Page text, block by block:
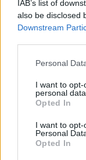
IAB’s list of
also be disclosed
Downstream
Personal
I want to
personal data.
Opted In
I want to
Personal
Opted In